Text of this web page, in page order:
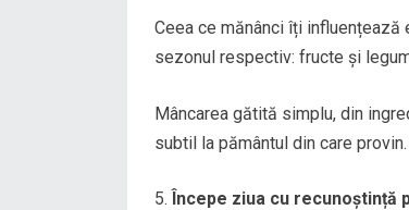
Ceea ce mănânci îți
sezonul respectiv: fructe și
Mâncarea gătită simplu, din
subtil la pământul din care provin.
Începe ziua cu recunoștință